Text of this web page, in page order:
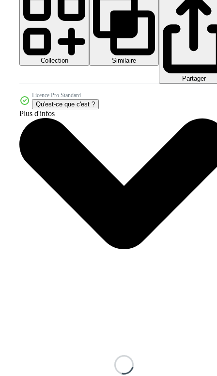
Collection Similaire
Partager
Licence Pro Standard
Qu'est-ce que c'est ?
Plus d'infos